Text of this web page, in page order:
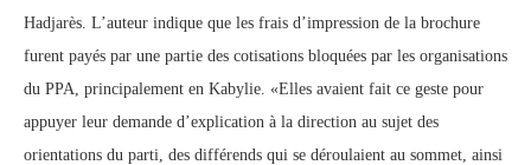
Hadjarès. L’auteur indique que les frais d’impression de la brochure
furent payés par une partie des cotisations bloquées par les organisations
du PPA, principalement en Kabylie. «Elles avaient fait ce geste pour
appuyer leur demande d’explication à la direction au sujet des
orientations du parti, des différends qui se déroulaient au sommet, ainsi